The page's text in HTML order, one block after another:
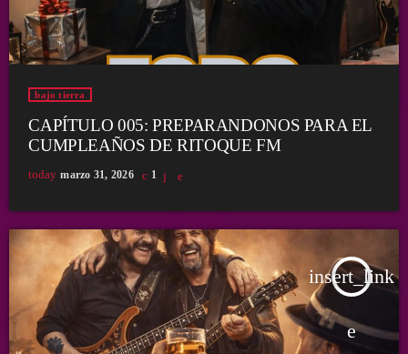
bajo tierra
CAPÍTULO 005: PREPARANDONOS PARA EL
CUMPLEAÑOS DE RITOQUE FM
today marzo 31, 2026 1
insert_link